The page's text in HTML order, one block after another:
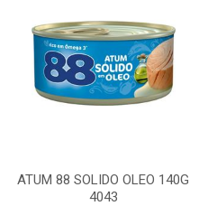
ATUM 88 SOLIDO OLEO 140G
4043